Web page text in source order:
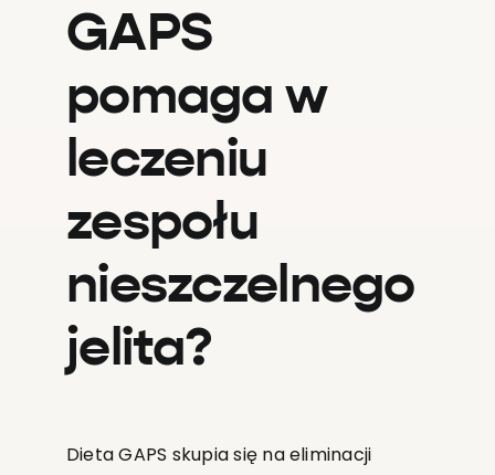
GAPS
pomaga w
leczeniu
zespołu
nieszczelnego
jelita?
Dieta GAPS skupia się na eliminacji